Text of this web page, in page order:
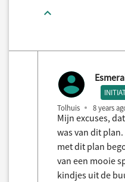
Tolhuis 8 years
Mijn excuses,
was van dit
met dit plan
van een mooie
kindjes uit de